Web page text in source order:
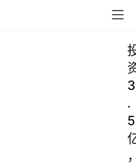
3
.
5